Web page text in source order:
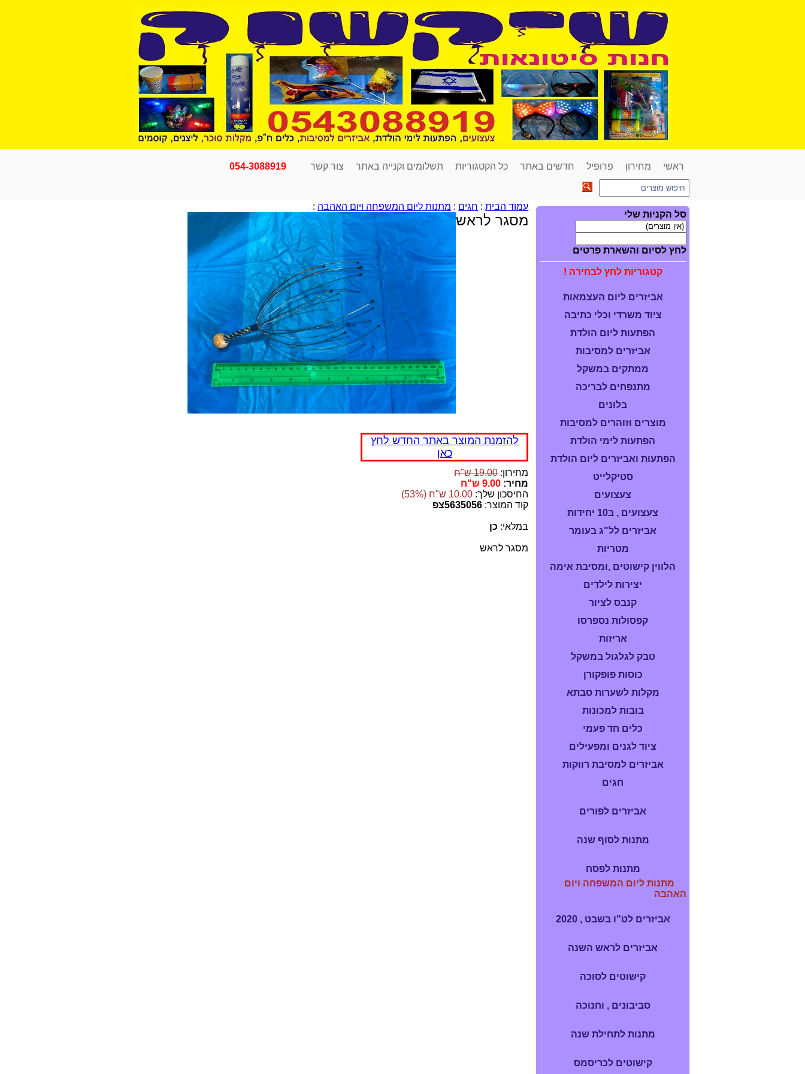
ראשי מחירון פרופיל חדשים באתר כל הקטגוריות תשלומים וקנייה באתר צור קשר 054-3088919
סל הקניות שלי
לחץ לסיום והשארת פרטים
קטגוריות לחץ לבחירה !
אביזרים ליום העצמאות
ציוד משרדי וכלי כתיבה
הפתעות ליום הולדת
אביזרים למסיבות
ממתקים במשקל
מתנפחים לבריכה
בלונים
מוצרים וזוהרים למסיבות
הפתעות לימי הולדת
הפתעות ואביזרים ליום הולדת
סטיקלייט
צעצועים
צעצועים , ב10 יחידות
אביזרים לל"ג בעומר
מטריות
הלווין קישוטים ,ומסיבת אימה
יצירות לילדים
קנבס לציור
קפסולות נספרסו
אריזות
טבק לגלגול במשקל
כוסות פופקורן
מקלות לשערות סבתא
בובות למכונות
כלים חד פעמי
ציוד לגנים ומפעילים
אביזרים למסיבת רווקות
חגים
אביזרים לפורים
מתנות לסוף שנה
מתנות לפסח
מתנות ליום המשפחה ויום
האהבה
אביזרים לט"ו בשבט , 2020
אביזרים לראש השנה
קישוטים לסוכה
סביבונים , וחנוכה
מתנות לתחילת שנה
קישוטים לכריסמס
עמוד הבית: חגים : מתנות ליום המשפחה ויום האהבה :
מסגר לראש
להזמנת המוצר באתר החדש לחץ
כאן
מחירון:19.00 ש"ח
מחיר: 9.00 ש"ח
החיסכון שלך: 10.00 ש"ח (53%)
קוד המוצר: 5635056צפ
במלאי: כן
מסגר לראש